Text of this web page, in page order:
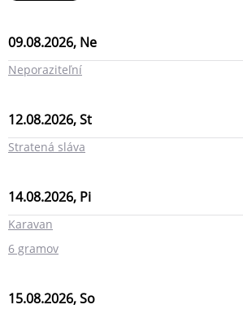
09.08.2026, Ne
Neporaziteľní
12.08.2026, St
Stratená sláva
14.08.2026, Pi
Karavan
6 gramov
15.08.2026, So